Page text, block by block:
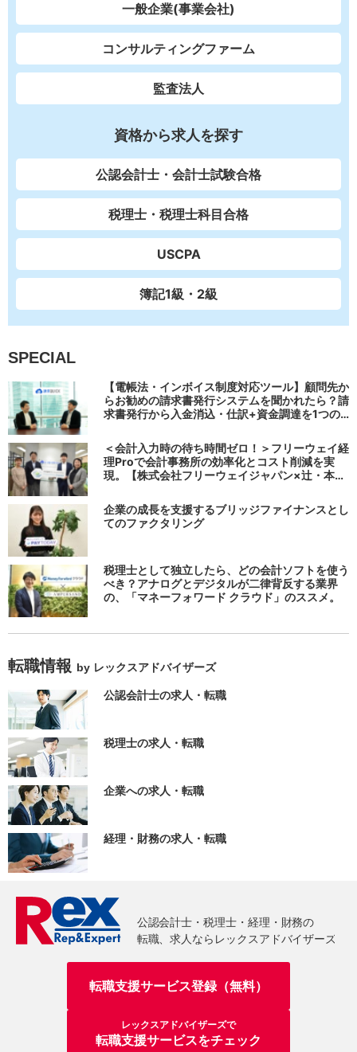
一般企業(事業会社)
コンサルティングファーム
監査法人
資格から求人を探す
公認会計士・会計士試験合格
税理士・税理士科目合格
USCPA
簿記1級・2級
SPECIAL
【電帳法・インボイス制度対応ツール】顧問先か
らお勧めの請求書発行システムを聞かれたら？請
求書発行から入金消込・仕訳+資金調達を1つの
＜会計入力時の待ち時間ゼロ！＞フリーウェイ経
理Proで会計事務所の効率化とコスト削減を実
現。【株式会社フリーウェイジャパン×辻・本郷
企業の成長を支援するブリッジファイナンスとし
てのファクタリング
税理士として独立したら、どの会計ソフトを使う
べき？アナログとデジタルが二律背反する業界
の、「マネーフォワード クラウド」のススメ。
転職情報 by レックスアドバイザーズ
公認会計士の求人・転職
税理士の求人・転職
企業への求人・転職
経理・財務の求人・転職
転職支援サービス登録（無料）
レックスアドバイザーズで
転職支援サービスをチェック